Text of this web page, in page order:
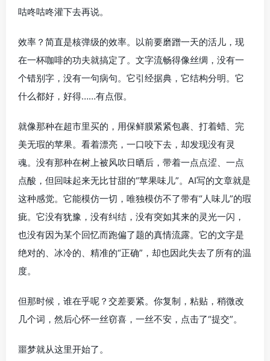
咕咚咕咚灌下去再说。
效率？简直是核弹级的效率。以前要磨蹭一天的活儿，现
在一杯咖啡的功夫就搞定了。文字流畅得像丝绸，没有一
个错别字，没有一句病句。它引经据典，它结构分明。它
什么都好，好得……有点假。
就像那种在超市里买的，用保鲜膜紧紧包裹、打着蜡、完
美无瑕的苹果。看着漂亮，一口咬下去，却发现没有灵
魂。没有那种在树上被风吹日晒后，带着一点点涩、一点
点酸，但回味起来无比甘甜的“苹果味儿”。AI写的文章就是
这种感觉。它能模仿一切，唯独模仿不了带有“人味儿”的瑕
疵。它没有犹豫，没有纠结，没有突如其来的灵光一闪，
也没有因为某个回忆而跑偏了题的真情流露。它的文字是
绝对的、冰冷的、精准的“正确”，却也因此失去了所有的温
度。
但那时候，谁在乎呢？交差要紧。你复制，粘贴，稍微改
几个词，然后心怀一丝窃喜，一丝不安，点击了“提交”。
噩梦就从这里开始了。